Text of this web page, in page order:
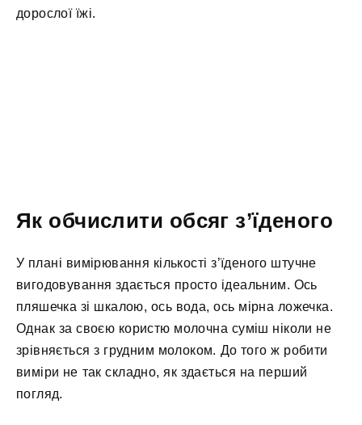
дорослої їжі.
Як обчислити обсяг з’їденого
У плані вимірювання кількості з’їденого штучне
вигодовування здається просто ідеальним. Ось
пляшечка зі шкалою, ось вода, ось мірна ложечка.
Однак за своєю користю молочна суміш ніколи не
зрівняється з грудним молоком. До того ж робити
виміри не так складно, як здається на перший
погляд.